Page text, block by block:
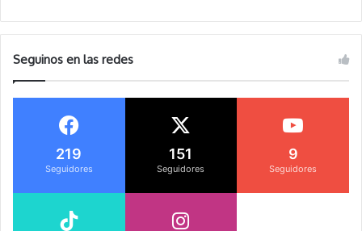
Seguinos en las redes
219
Seguidores
151
Seguidores
9
Seguidores